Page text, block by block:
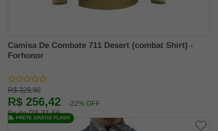
Camisa De Combate 711 Desert (combat Shirt) -
Forhonor
R$ 329,90
R$ 256,42 -22% OFF
9x de R$ 31,66
FRETE GRÁTIS FLASH